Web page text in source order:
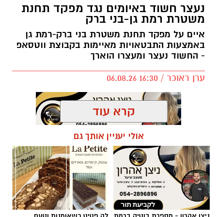
מטרת השינוי היא להעניק לאוהדים חוויית משחק
נעימה והיא מתבצע תודות לתמיכת ראש העיר,
כרמל שאמה הכהן ובהובלת מנכ״ל רשות הספורט
העירונית ר״ג, רוני יהודה. בזכות השינוי המתבצע
תגדל כמות המקומות ביציעים על הפרקט בכ-200
מקומות.
נעצר חשוד באיומים נגד מפקד תחנת
משטרת רמת גן-בני ברק
איים על מפקד תחנת משטרת בני ברק-רמת גן
באמצעות התבטאויות מאיימות בקבוצת ווטסאפ
- החשוד נעצר ומעצרו הוארך
ערן ראוכר / 16:30 06.08.26
תגים:משטרת ישראל, משטרת רמת גן
קרא עוד
אולי יעניין אותך גם